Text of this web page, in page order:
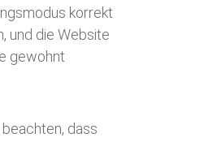
korrekt
und die Website
gewohnt
dass